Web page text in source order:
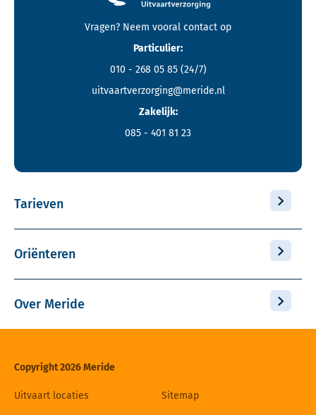
Vragen? Neem vooral contact op
Particulier:
010 - 268 05 85 (24/7)
uitvaartverzorging@meride.nl
Zakelijk:
085 - 401 81 23
Tarieven
Oriënteren
Over Meride
Copyright 2026 Meride
Uitvaart locaties Sitemap